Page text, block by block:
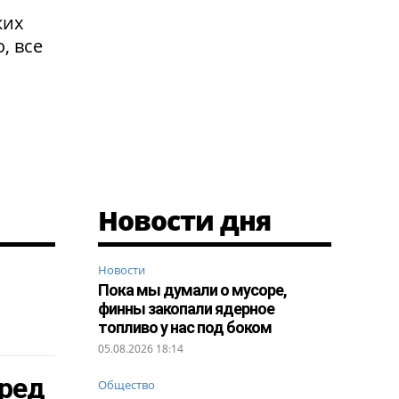
все
Новости дня
Новости
Пока мы думали о мусоре,
финны закопали ядерное
топливо у нас под боком
05.08.2026 18:14
Общество